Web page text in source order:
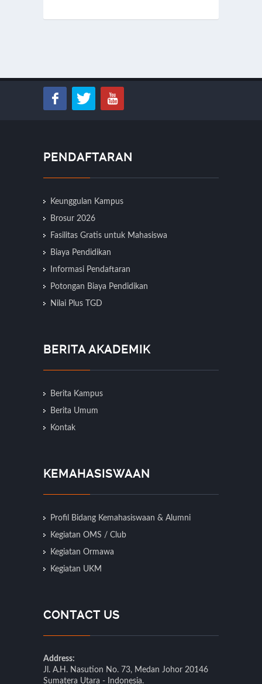
PENDAFTARAN
Keunggulan Kampus
Brosur 2026
Fasilitas Gratis untuk Mahasiswa
Biaya Pendidikan
Informasi Pendaftaran
Potongan Biaya Pendidikan
Nilai Plus TGD
BERITA AKADEMIK
Berita Kampus
Berita Umum
Kontak
KEMAHASISWAAN
Profil Bidang Kemahasiswaan & Alumni
Kegiatan OMS / Club
Kegiatan Ormawa
Kegiatan UKM
CONTACT US
Address:
Jl. A.H. Nasution No. 73, Medan Johor 20146
Sumatera Utara - Indonesia.